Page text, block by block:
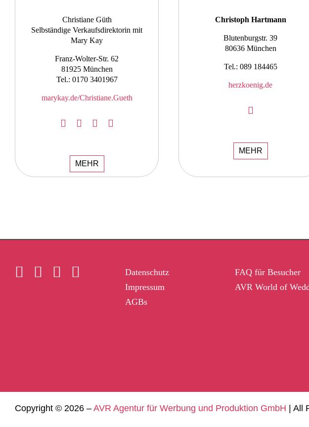
Christiane Güth
Selbständige Verkaufsdirektorin mit
Mary Kay
Franz-Wolter-Str. 62
81925 München
Tel.: 0170 3401967
marykay.de/Christiane.Gueth
MEHR
Christoph Hartmann
Blutenburgstr. 39
80636 München
Tel.: 089 184465
herzkoenig.de
MEHR
Datenschutz
Impressum
AGBs
FAQ für Besucher
AVR World of
Copyright © 2026 – AVR Agentur für Werbung und Produktion GmbH | All